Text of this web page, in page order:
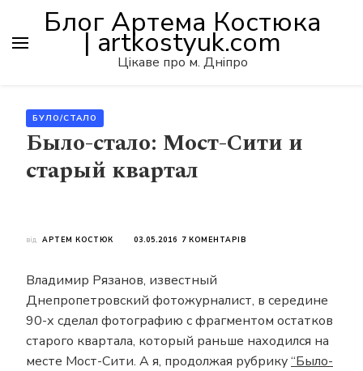
Блог Артема Костюка
| artkostyuk.com
Цікаве про м. Дніпро
БУЛО/СТАЛО
Было-стало: Мост-Сити и
старый квартал
від АРТЕМ КОСТЮК 03.05.2016 7 КОМЕНТАРІВ
И
СТАРЫЙ
Владимир Рязанов, известный
Днепропетровский фотожурналист, в середине
90-х сделал фотографию с фрагментом остатков
старого квартала, который раньше находился на
месте Мост-Сити. А я, продолжая рубрику“Было-